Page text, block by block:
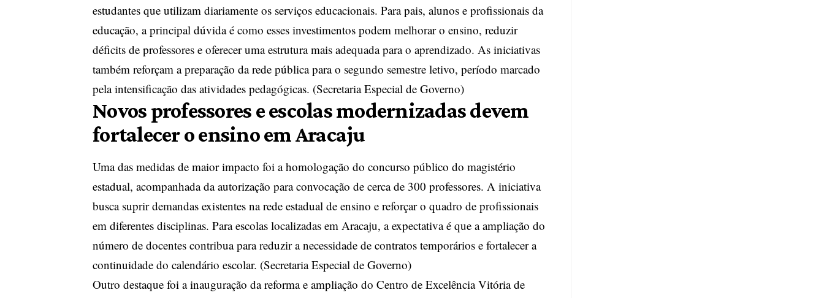
estudantes que utilizam diariamente os serviços educacionais. Para pais, alunos e profissionais da
educação, a principal dúvida é como esses investimentos podem melhorar o ensino, reduzir
déficits de professores e oferecer uma estrutura mais adequada para o aprendizado. As iniciativas
também reforçam a preparação da rede pública para o segundo semestre letivo, período marcado
pela intensificação das atividades pedagógicas. (Secretaria Especial de Governo)
Novos professores e escolas modernizadas devem
fortalecer o ensino em Aracaju
Uma das medidas de maior impacto foi a homologação do concurso público do magistério
estadual, acompanhada da autorização para convocação de cerca de 300 professores. A iniciativa
busca suprir demandas existentes na rede estadual de ensino e reforçar o quadro de profissionais
em diferentes disciplinas. Para escolas localizadas em Aracaju, a expectativa é que a ampliação do
número de docentes contribua para reduzir a necessidade de contratos temporários e fortalecer a
continuidade do calendário escolar. (Secretaria Especial de Governo)
Outro destaque foi a inauguração da reforma e ampliação do Centro de Excelência Vitória de